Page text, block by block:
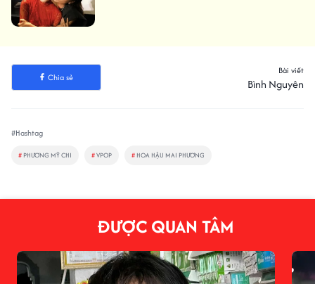
Chia sẻ
Bài viết
Bình Nguyên
#Hashtag
# PHƯƠNG MỸ CHI #VPOP # HOA HẬU MAI PHƯƠNG
ĐƯỢC QUAN TÂM